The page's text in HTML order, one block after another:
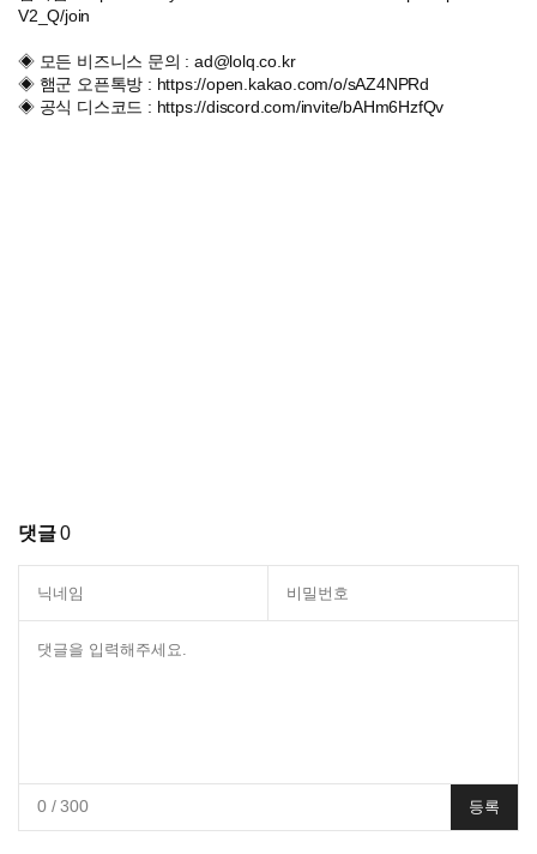
V2_Q/join
◈ 모든 비즈니스 문의 : ad@lolq.co.kr
◈ 햄군 오픈톡방 : https://open.kakao.com/o/sAZ4NPRd
◈ 공식 디스코드 : https://discord.com/invite/bAHm6HzfQv
댓글0
0/ 300 등록